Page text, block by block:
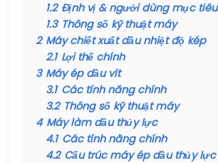
1.2 Định vị & người dùng mục tiêu
1.3 Thông số kỹ thuật máy
2 Máy chiết xuất dầu nhiệt độ kép
2.1 Lợi thế chính
3 Máy ép dầu vít
3.1 Các tính năng chính
3.2 Thông số kỹ thuật máy
4 Máy làm dầu thủy lực
4.1 Các tính năng chính
4.2 Cấu trúc máy ép dầu thủy lực